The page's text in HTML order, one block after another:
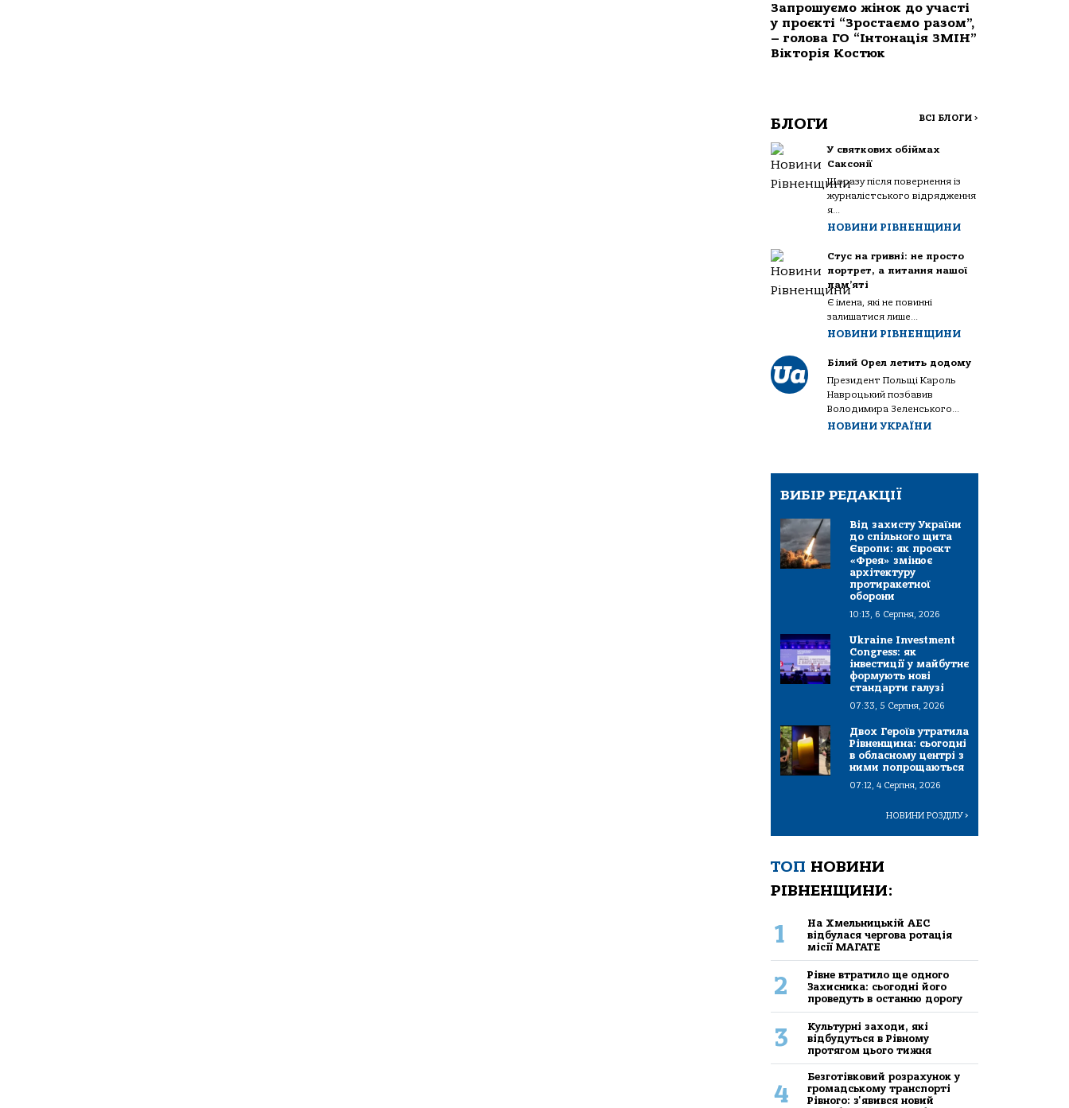
Запрошуємо жінок до участі
у проєкті “Зростаємо разом”,
– голова ГО “Інтонація ЗМІН”
Вікторія Костюк
БЛОГИ ВСІ БЛОГИ >
У святкових обіймах
Саксонії
Щоразу після повернення із
журналістського відрядження
я...
НОВИНИ РІВНЕНЩИНИ
Стус на гривні: не просто
портрет, а питання нашої
пам’яті
Є імена, які не повинні
залишатися лише...
НОВИНИ РІВНЕНЩИНИ
Білий Орел летить додому
Президент Польщі Кароль
Навроцький позбавив
Володимира Зеленського...
НОВИНИ УКРАЇНИ
ВИБІР РЕДАКЦІЇ
Від захисту України
до спільного щита
Європи: як проєкт
«Фрея» змінює
архітектуру
протиракетної
оборони
10:13, 6 Серпня, 2026
Ukraine Investment
Congress: як
інвестиції у майбутнє
формують нові
стандарти галузі
07:33, 5 Серпня, 2026
Двох Героїв утратила
Рівненщина: сьогодні
в обласному центрі з
ними попрощаються
07:12, 4 Серпня, 2026
НОВИНИ РОЗДІЛУ>
ТОП НОВИНИ
РІВНЕНЩИНИ:
1
На Хмельницькій АЕС
відбулася чергова ротація
місії МАГАТЕ
2
Рівне втратило ще одного
Захисника: сьогодні його
проведуть в останню дорогу
3
Культурні заходи, які
відбудуться в Рівному
протягом цього тижня
4
Безготівковий розрахунок у
громадському транспорті
Рівного: з'явився новий